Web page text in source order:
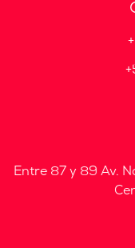
Entre 87 y 89 Av.